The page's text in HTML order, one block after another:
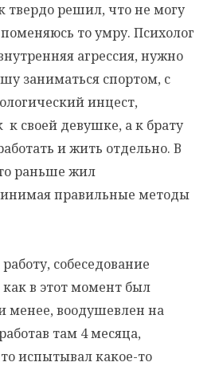
твердо решил, что не могу
то умру. Психолог
агрессия, нужно
заниматься спортом, с
инцест,
своей девушке, а к брату
и жить отдельно. В
раньше жил
правильные методы
собеседование
в этот момент был
менее, воодушевлен на
там 4 месяца,
испытывал какое-то